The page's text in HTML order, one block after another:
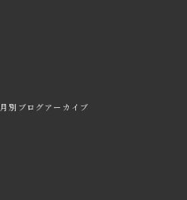
月別ブログアーカイブ